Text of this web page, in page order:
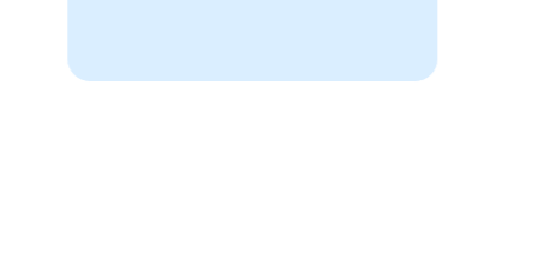
mucho mejor”, el compromiso y